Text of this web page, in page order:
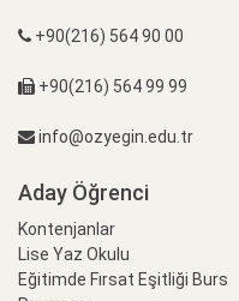
+90(216) 564 90 00
+90(216) 564 99 99
info@ozyegin.edu.tr
Aday Öğrenci
Kontenjanlar
Lise Yaz Okulu
Eğitimde Fırsat Eşitliği Burs